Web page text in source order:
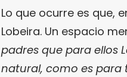
Lo que ocurre es que,
Lobeira. Un espacio
padres que para ellos
natural, como es para